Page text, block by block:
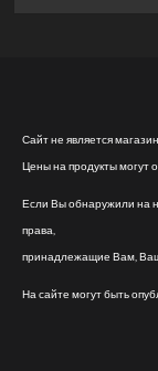
Сайт не является
Цены на продукты могут
Если Вы обнаружили на
права,
принадлежащие Вам,
На сайте могут быть